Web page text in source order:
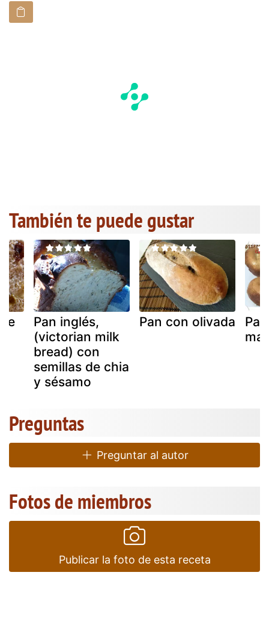
También te puede gustar
Pan inglés,
(victorian milk
bread) con
semillas de chia
y sésamo
Pan con olivada
Preguntas
Preguntar al autor
Fotos de miembros
Publicar la foto de esta receta